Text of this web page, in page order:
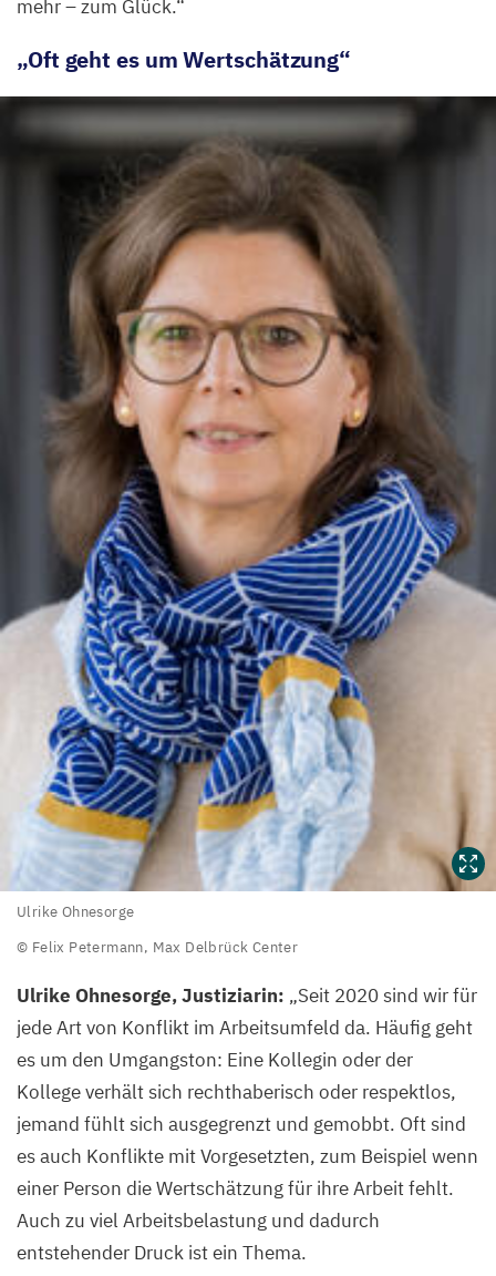
mehr – zum Glück.“
„Oft geht es um Wertschätzung“
Ulrike
Ohnesorge
Felix
Petermann,
Delbrück
Center
Ulrike Ohnesorge
© Felix Petermann, Max Delbrück Center
Ulrike Ohnesorge, Justiziarin: „Seit 2020sind wir für
jede Art von Konflikt im Arbeitsumfeld da. Häufig geht
es um den Umgangston: Eine Kollegin oder der
Kollege verhält sich rechthaberisch oder respektlos,
jemand fühlt sich ausgegrenzt und gemobbt. Oft sind
es auch Konflikte mit Vorgesetzten, zum Beispiel wenn
einer Person die Wertschätzung für ihre Arbeit fehlt.
Auch zu viel Arbeitsbelastung und dadurch
entstehender Druck ist ein Thema.